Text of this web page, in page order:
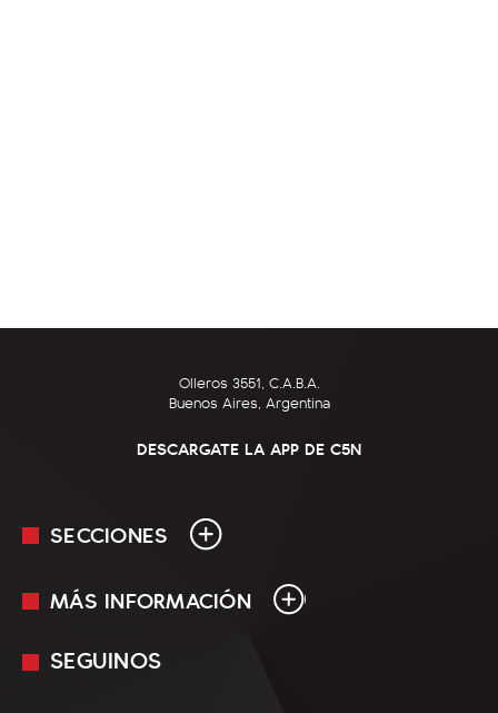
Olleros 3551, C.A.B.A.
Buenos Aires, Argentina
DESCARGATE LA APP DE C5N
SECCIONES
En Vivo
MÁS INFORMACIÓN
Mediakit
SEGUINOS